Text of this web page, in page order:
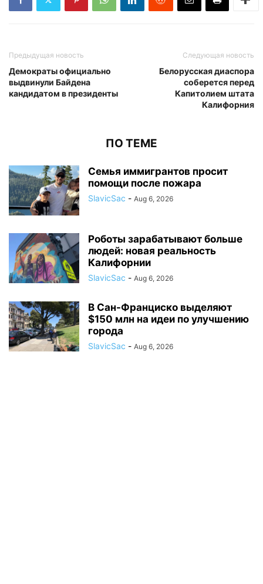
Предыдущая новость
Демократы официально
выдвинули Байдена
кандидатом в президенты
Следующая новость
Белорусская диаспора
соберется перед
Капитолием штата
Калифорния
ПО ТЕМЕ
Семья иммигрантов просит
помощи после пожара
SlavicSac - Aug 6, 2026
Роботы зарабатывают больше
людей: новая реальность
Калифорнии
SlavicSac - Aug 6, 2026
В Сан-Франциско выделяют
$150 млн на идеи по улучшению
города
SlavicSac - Aug 6, 2026